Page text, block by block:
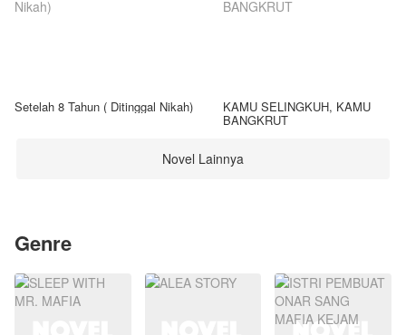
Setelah 8 Tahun ( Ditinggal Nikah) KAMU SELINGKUH, KAMU
BANGKRUT
Novel Lainnya
Genre